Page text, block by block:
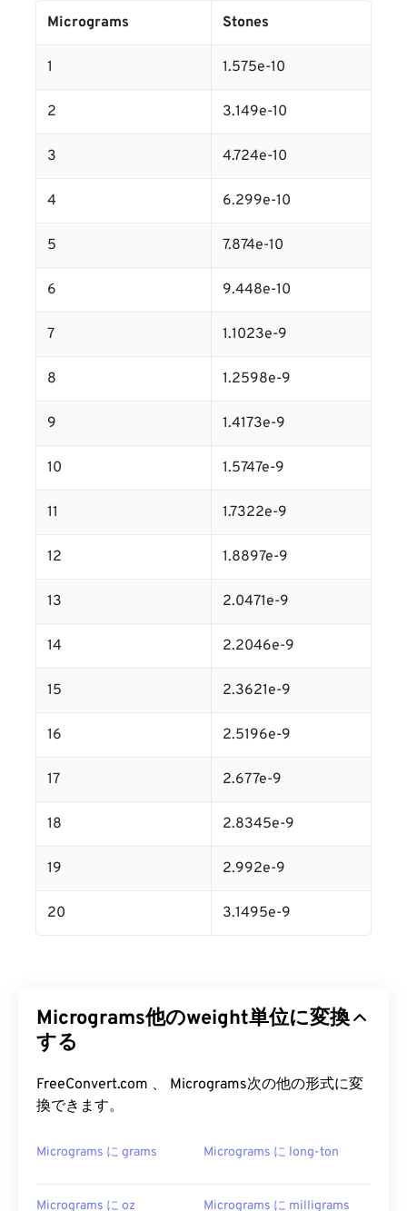
Micrograms Stones
1 1.575e-10
2 3.149e-10
3 4.724e-10
4 6.299e-10
5 7.874e-10
6 9.448e-10
7 1.1023e-9
8 1.2598e-9
9 1.4173e-9
10 1.5747e-9
11 1.7322e-9
12 1.8897e-9
13 2.0471e-9
14 2.2046e-9
15 2.3621e-9
16 2.5196e-9
17 2.677e-9
18 2.8345e-9
19 2.992e-9
20 3.1495e-9
Micrograms他のweight単位に変換
する
FreeConvert.com 、 Micrograms次の他の形式に変
換できます。
Micrograms に grams Micrograms に long-ton
Micrograms に oz Micrograms に milligrams